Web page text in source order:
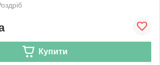
Купити